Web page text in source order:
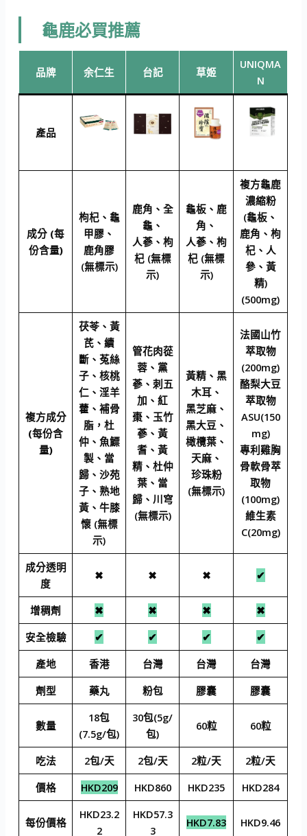
龜鹿必買推薦
品牌 余仁生 台記 草姬
UNIQMA
N
產品
成分 (每
份含量)
枸杞、龜
甲膠、
鹿角膠
(無標示)
鹿角、全
龜、
人蔘、枸
杞 (無標
示)
龜板、鹿
角、
人蔘、枸
杞 (無標
示)
複方龜鹿
濃縮粉
(龜板、
鹿角、枸
杞、人
參、黃
精)
(500mg)
複方成分
(每份含
量)
茯苓、黃
芪、續
斷、菟絲
子、核桃
仁、淫羊
藿、補骨
脂，杜
仲、魚鰾
製、當
歸、沙苑
子、熟地
黃、牛膝
懷 (無標
示)
管花肉蓯
蓉、黨
蔘、刺五
加、紅
棗、玉竹
蔘、黃
耆、黃
精、杜仲
葉、當
歸、川穹
(無標示)
黃精、黑
木耳、
黑芝麻、
黑大豆、
橄欖葉、
天麻、
珍珠粉
(無標示)
法國山竹
萃取物
(200mg)
酪梨大豆
萃取物
ASU(150
mg)
專利雞胸
骨軟骨萃
取物
(100mg)
維生素
C(20mg)
成分透明
度
✖ ✖ ✖ ✔
增稠劑 ✖ ✖ ✖
✖
安全檢驗
✔ ✔ ✔
✔
產地
香港 台灣 台灣
台灣
劑型
藥丸 粉包 膠囊 膠囊
數量
18包
(7.5g/包)
30包(5g/
包)
60粒 60粒
吃法 2包/天 2包/天 2粒/天
2粒/天
價格
HKD209 HKD860 HKD235 HKD284
每份價格
HKD23.2
2
HKD57.3
3
HKD7.83 HKD9.46